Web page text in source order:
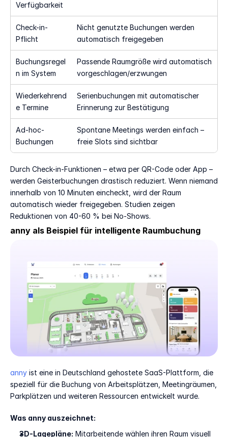
Verfügbarkeit
Check-in-
Pflicht
Nicht genutzte Buchungen werden
automatisch freigegeben
Buchungsregel
n im System
Passende Raumgröße wird automatisch
vorgeschlagen/erzwungen
Wiederkehrend
e Termine
Serienbuchungen mit automatischer
Erinnerung zur Bestätigung
Ad-hoc-
Buchungen
Spontane Meetings werden einfach –
freie Slots sind sichtbar
Durch Check-in-Funktionen – etwa per QR-Code oder App –
werden Geisterbuchungen drastisch reduziert. Wenn niemand
innerhalb von 10 Minuten eincheckt, wird der Raum
automatisch wieder freigegeben. Studien zeigen
Reduktionen von 40-60 % bei No-Shows.
anny als Beispiel für intelligente Raumbuchung
anny ist eine in Deutschland gehostete SaaS-Plattform, die
speziell für die Buchung von Arbeitsplätzen, Meetingräumen,
Parkplätzen und weiteren Ressourcen entwickelt wurde.
Was anny auszeichnet:
3D-Lagepläne: Mitarbeitende wählen ihren Raum visuell